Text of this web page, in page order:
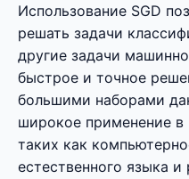
Использование SGD
решать задачи
другие задачи
быстрое и точное
большими наборами
широкое применение в
таких как
естественного языка